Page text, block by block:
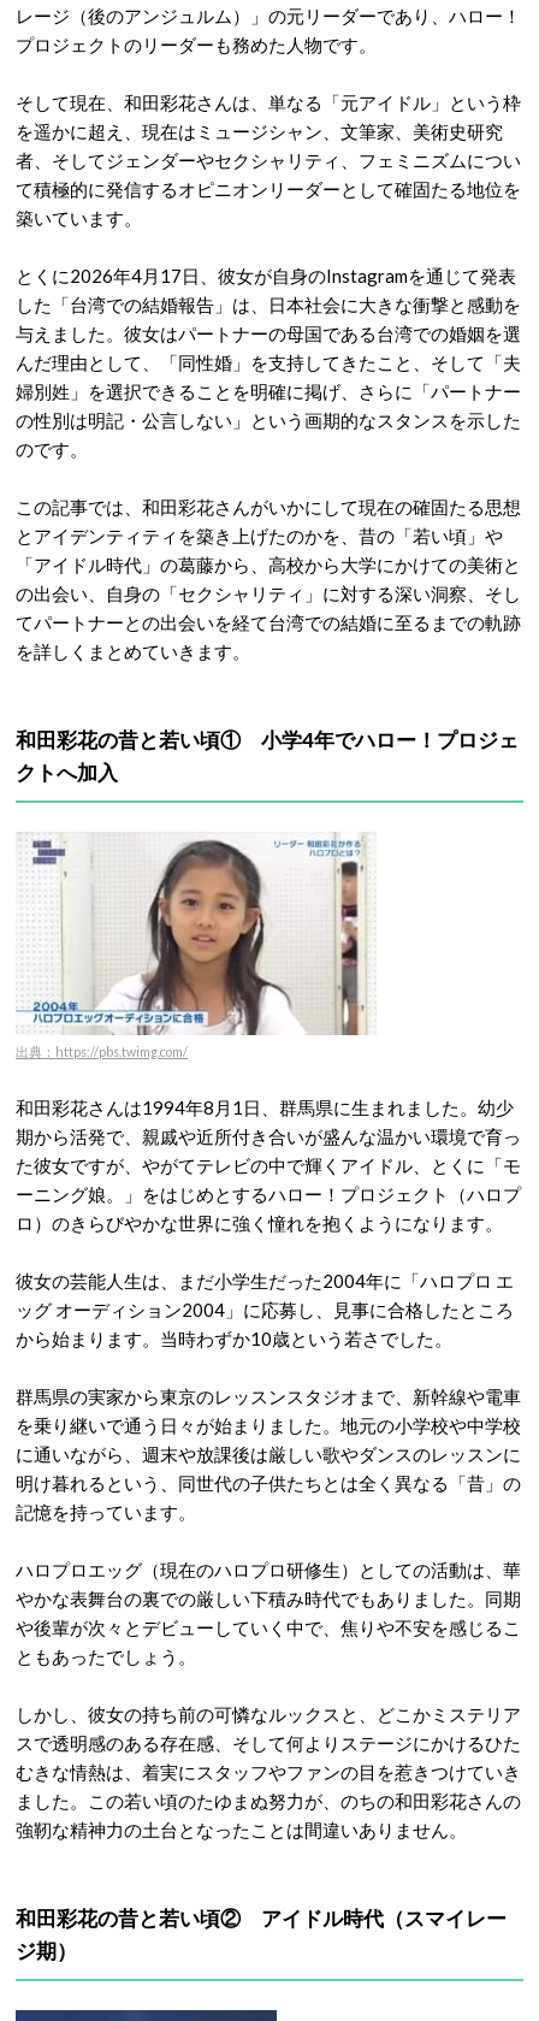
レージ（後のアンジュルム）」の元リーダーであり、ハロー！
プロジェクトのリーダーも務めた人物です。
そして現在、和田彩花さんは、 単なる「元アイドル」という枠
を遥かに超え、現在はミュージシャン、文筆家、美術史研究
者、そしてジェンダーやセクシャリティ、フェミニズムについ
て積極的に発信するオピニオンリーダーとして確固たる地位を
築いています。
とくに2026年4月17日、彼女が自身のInstagramを通じて発表
した「台湾での結婚報告」は、日本社会に大きな衝撃と感動を
与えました。彼女はパートナーの母国である台湾での婚姻を選
んだ理由として、「同性婚」を支持してきたこと、そして「夫
婦別姓」を選択できることを明確に掲げ、さらに「パートナー
の性別は明記・公言しない」という画期的なスタンスを示した
のです。
この記事では、和田彩花さんがいかにして現在の確固たる思想
とアイデンティティを築き上げたのかを、昔の「若い頃」や
「アイドル時代」の葛藤から、高校から大学にかけての美術と
の出会い、自身の「セクシャリティ」に対する深い洞察、そし
てパートナーとの出会いを経て台湾での結婚に至るまでの軌跡
を詳しくまとめていきます。
和田彩花の昔と若い頃① 小学4年でハロー！プロジェ
クトへ加入
出典：https://pbs.twimg.com/
和田彩花さんは1994年8月1日、群馬県に生まれました。幼少
期から活発で、親戚や近所付き合いが盛んな温かい環境で育っ
た彼女ですが、やがてテレビの中で輝くアイドル、とくに「モ
ーニング娘。」をはじめとするハロー！プロジェクト（ハロプ
ロ）のきらびやかな世界に強く憧れを抱くようになります。
彼女の芸能人生は、まだ小学生だった2004年に「ハロプロ エ
ッグ オーディション2004」に応募し、見事に合格したところ
から始まります。当時わずか10歳という若さでした。
群馬県の実家から東京のレッスンスタジオまで、新幹線や電車
を乗り継いで通う日々が始まりました。地元の小学校や中学校
に通いながら、週末や放課後は厳しい歌やダンスのレッスンに
明け暮れるという、同世代の子供たちとは全く異なる「昔」の
記憶を持っています。
ハロプロエッグ（現在のハロプロ研修生）としての活動は、華
やかな表舞台の裏での厳しい下積み時代でもありました。同期
や後輩が次々とデビューしていく中で、焦りや不安を感じるこ
ともあったでしょう。
しかし、彼女の持ち前の可憐なルックスと、どこかミステリア
スで透明感のある存在感、そして何よりステージにかけるひた
むきな情熱は、着実にスタッフやファンの目を惹きつけていき
ました。この若い頃のたゆまぬ努力が、のちの和田彩花さんの
強靭な精神力の土台となったことは間違いありません。
和田彩花の昔と若い頃② アイドル時代（スマイレー
ジ期）